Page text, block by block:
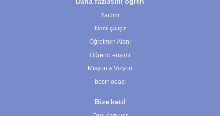
Daha fazlasını öğren
Yardım
Nasıl çalışır
Öğretmen Alanı
Öğrenci erişimi
Misyon & Vizyon
basın odası
Bize katıl